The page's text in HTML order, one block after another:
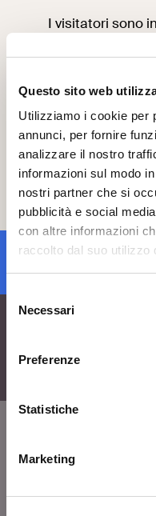
Questo sito web
Utilizziamo i cookie per
annunci, per fornire
analizzare il nostro
informazioni sul modo
nostri partner che si
pubblicità e social
con altre informazioni
raccolto dal suo utilizzo
Selezione
delNecessari
Preferenze
Statistiche
Marketing
I visitatori sono
punto
Consulta quiil
Peri
a:vi-
Ti consigliamo
Le attività si
della normativa